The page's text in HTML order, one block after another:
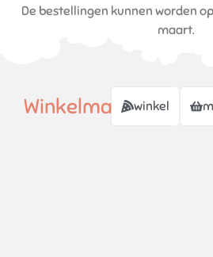
De bestellingen kunnen worden
maart.
Winkelmandwinkel